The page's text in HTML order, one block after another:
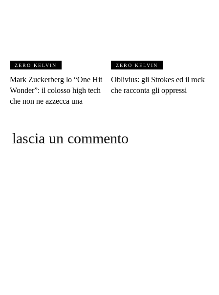
ZERO KELVIN
Mark Zuckerberg lo “One Hit
Wonder”: il colosso high tech
che non ne azzecca una
ZERO KELVIN
Oblivius: gli Strokes ed il rock
che racconta gli oppressi
lascia un commento